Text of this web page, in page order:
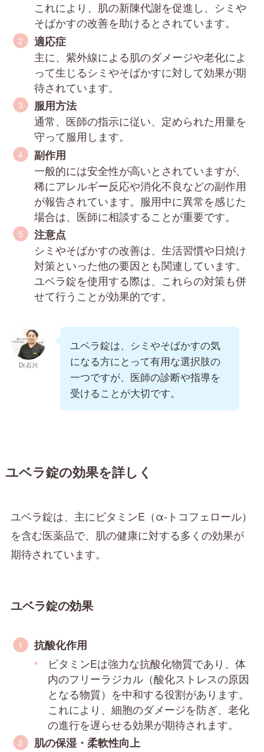
これにより、肌の新陳代謝を促進し、シミや
そばかすの改善を助けるとされています。
適応症
主に、紫外線による肌のダメージや老化によ
って生じるシミやそばかすに対して効果が期
待されています。
服用方法
通常、医師の指示に従い、定められた用量を
守って服用します。
副作用
一般的には安全性が高いとされていますが、
稀にアレルギー反応や消化不良などの副作用
が報告されています。服用中に異常を感じた
場合は、医師に相談することが重要です。
注意点
シミやそばかすの改善は、生活習慣や日焼け
対策といった他の要因とも関連しています。
ユベラ錠を使用する際は、これらの対策も併
せて行うことが効果的です。
Dr.石川
ユベラ錠は、シミやそばかすの気
になる方にとって有用な選択肢の
一つですが、医師の診断や指導を
受けることが大切です。
ユベラ錠の効果を詳しく
ユベラ錠は、主にビタミンE（α-トコフェロール）
を含む医薬品で、肌の健康に対する多くの効果が
期待されています。
ユベラ錠の効果
抗酸化作用
ビタミンEは強力な抗酸化物質であり、体
内のフリーラジカル（酸化ストレスの原因
となる物質）を中和する役割があります。
これにより、細胞のダメージを防ぎ、老化
の進行を遅らせる効果が期待されます。
肌の保湿・柔軟性向上